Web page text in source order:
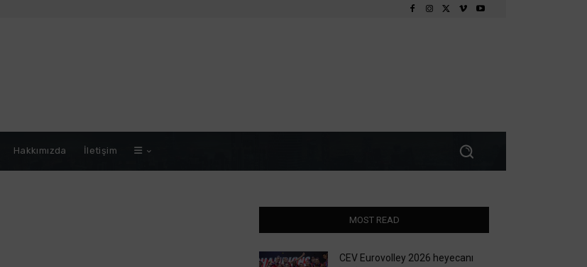
Hakkımızda İletişim
MOST READ
CEV Eurovolley 2026 heyecanı